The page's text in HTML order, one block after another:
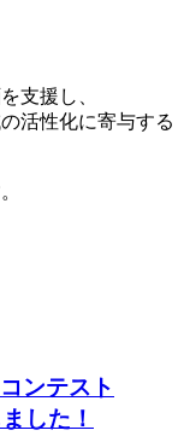
支援し、
活性化に寄与する
ンテスト
した！